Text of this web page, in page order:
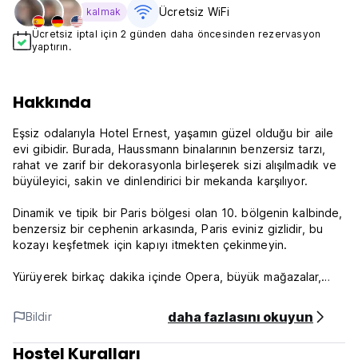
kalmak Ücretsiz WiFi
Ücretsiz iptal için 2 günden daha öncesinden rezervasyon
yaptırın.
Hakkında
Eşsiz odalarıyla Hotel Ernest, yaşamın güzel olduğu bir aile
evi gibidir. Burada, Haussmann binalarının benzersiz tarzı,
rahat ve zarif bir dekorasyonla birleşerek sizi alışılmadık ve
büyüleyici, sakin ve dinlendirici bir mekanda karşılıyor.
Dinamik ve tipik bir Paris bölgesi olan 10. bölgenin kalbinde,
benzersiz bir cephenin arkasında, Paris eviniz gizlidir, bu
kozayı keşfetmek için kapıyı itmekten çekinmeyin.
Yürüyerek birkaç dakika içinde Opera, büyük mağazalar,
mağazaları ve kaçırılmayacak restoranlarıyla ünlü Rue
Montorgueil sizi bekliyor.
Ernest'e hoş geldiniz. Eve Hoşgeldin.
Bildir daha fazlasını okuyun
Hostel Kuralları